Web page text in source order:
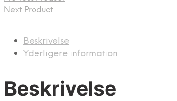
Next Product
Beskrivelse
Yderligere information
Beskrivelse